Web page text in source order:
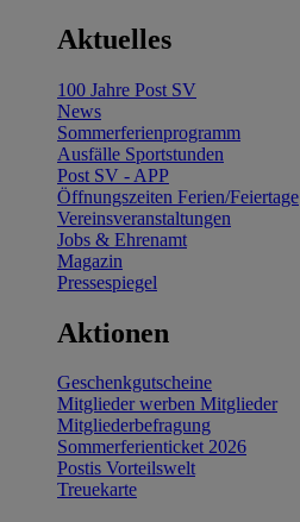
Aktuelles
100 Jahre Post SV
News
Sommerferienprogramm
Ausfälle Sportstunden
Post SV - APP
Öffnungszeiten Ferien/Feiertage
Vereinsveranstaltungen
Jobs & Ehrenamt
Magazin
Pressespiegel
Aktionen
Geschenkgutscheine
Mitglieder werben Mitglieder
Mitgliederbefragung
Sommerferienticket 2026
Postis Vorteilswelt
Treuekarte